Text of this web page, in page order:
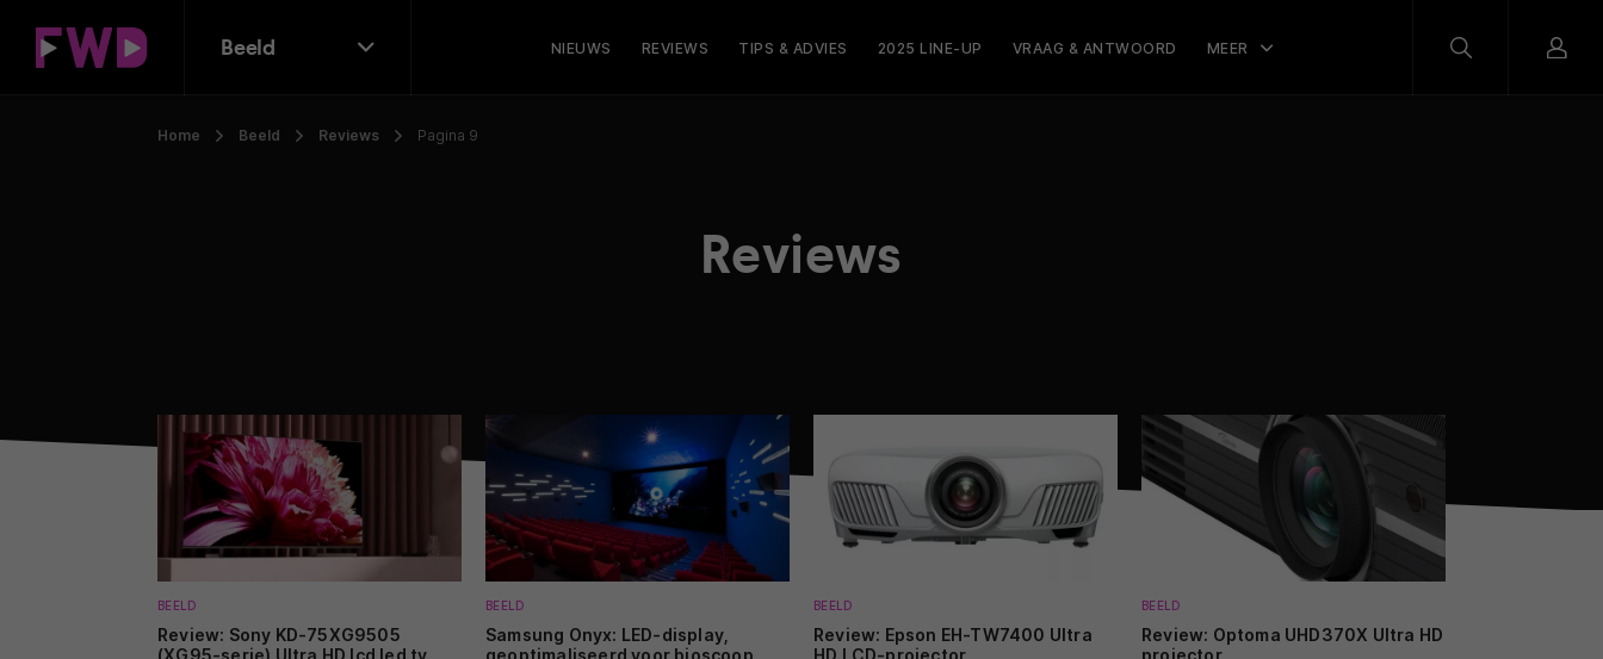
Beeld NIEUWS REVIEWS TIPS & ADVIES 2025 LINE-UP VRAAG & ANTWOORD MEER
Home Beeld Reviews Pagina 9
Reviews
BEELD
Review: Sony KD-75XG9505
(XG95-serie) Ultra HD lcd led tv
BEELD
Samsung Onyx: LED-display,
geoptimaliseerd voor bioscoop
BEELD
Review: Epson EH-TW7400 Ultra
HD LCD-projector
BEELD
Review: Optoma UHD370X Ultra HD
projector